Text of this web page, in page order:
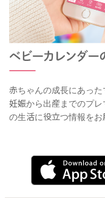
赤ちゃんの成長にあった
妊娠から出産までのプ
の生活に役立つ情報をお